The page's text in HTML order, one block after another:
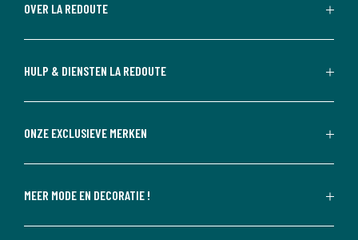
OVER LA REDOUTE
HULP & DIENSTEN LA REDOUTE
ONZE EXCLUSIEVE MERKEN
MEER MODE EN DECORATIE !